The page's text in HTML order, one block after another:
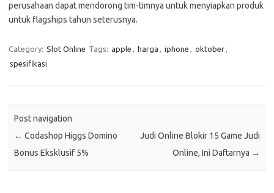
perusahaan dapat mendorong tim-timnya untuk menyiapkan produk
untuk flagships tahun seterusnya.
Category: Slot Online Tags: apple , harga , iphone , oktober,
spesifikasi
Post navigation
← Codashop Higgs Domino
Bonus Eksklusif 5%
Judi Online Blokir 15 Game Judi
Online, Ini Daftarnya →